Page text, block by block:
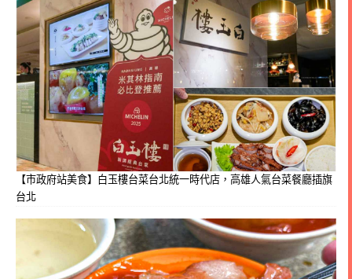
【市政府站美食】白玉樓台菜台北統一時代店，高雄人氣台菜餐廳插旗
台北